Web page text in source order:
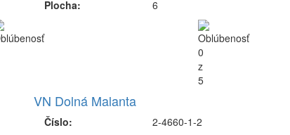
Plocha:
6
VN Dolná Malanta
Číslo:
2-4660-1-2